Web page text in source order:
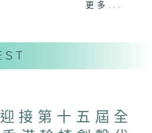
廣東、香港、澳門過去參
，分析全運會對城市發展
並介紹在香港賽區進行的
更多...
接第十五屆全